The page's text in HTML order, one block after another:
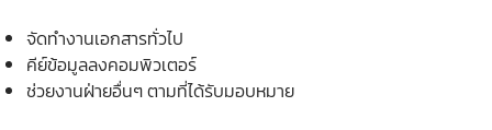
จัดทำงานเอกสารทั่วไป
คีย์ข้อมูลลงคอมพิวเตอร์
ช่วยงานฝ่ายอื่นๆ ตามที่ได้รับมอบหมาย